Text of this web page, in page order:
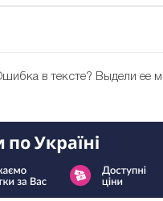
в тексте? Выдели ее